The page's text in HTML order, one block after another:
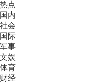
热点
国内
社会
国际
军事
文娱
体育
财经